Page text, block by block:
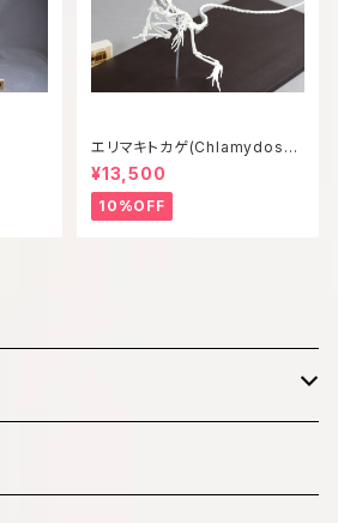
エリマキトカゲ(Chlamydosau
rus kingii) 等倍全身骨格模型
¥13,500
10%OFF